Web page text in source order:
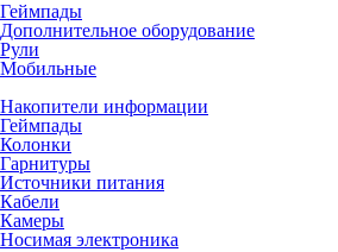
Геймпады
Дополнительное оборудование
Рули
Мобильные
Накопители информации
Геймпады
Колонки
Гарнитуры
Источники питания
Кабели
Камеры
Носимая электроника